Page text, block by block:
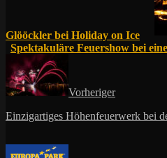
Glööckler bei Holiday on Ice
Spektakuläre Feuershow bei
Vorheriger
Einzigartiges Höhenfeuerwerk bei